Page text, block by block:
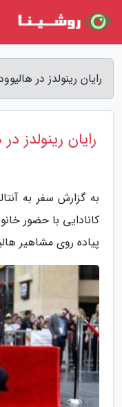
رایان رینولدز در
رایان رینولدز
به گزارش سفر به
کانادایی با حضور
پیاده روی مشاهیر